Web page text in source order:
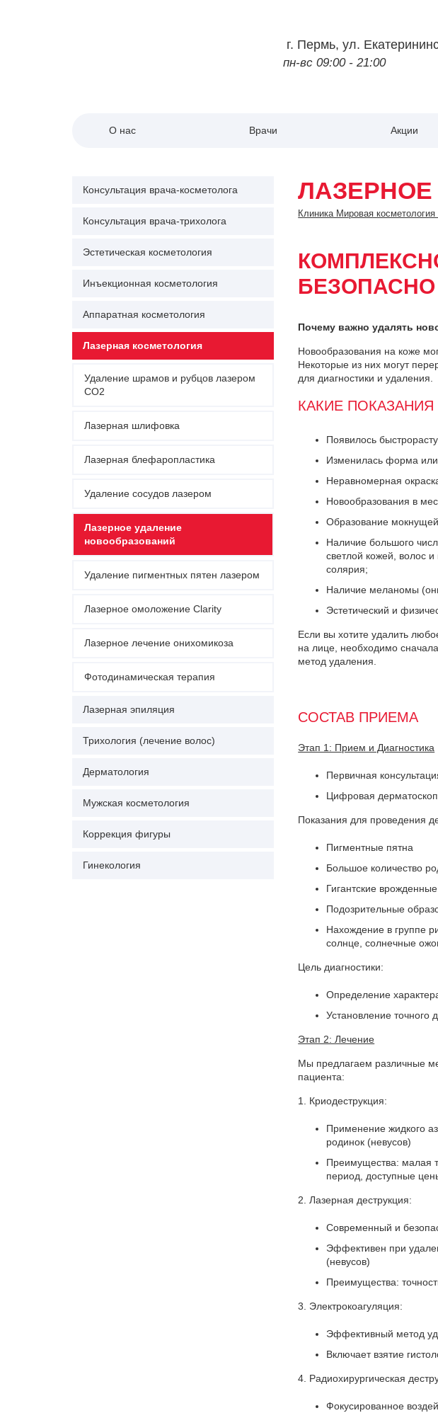
г. Пермь,ул.
пн-вс 09:00 - 21:00
О нас Врачи Акции
Клиника Мировая
Почему важно удалять
Новообразования на коже
Некоторые из них могут
для диагностики и удаления.
КАКИЕ
Появилось
Изменилась форма или
Неравномерная
Новообразования в
Образование
Наличие большого
светлой кожей, волос
солярия;
Наличие меланомы
Эстетический и
Если вы хотите удалить
на лице, необходимо
метод удаления.
СОСТАВ ПРИЕМА
Этап 1: Прием и Диагностика
Первичная
Цифровая
Показания для проведения
Пигментные пятна
Большое количество
Гигантские
Подозрительные
Нахождение в группе
солнце, солнечные
Цель диагностики:
Определение
Установление точного
Этап 2: Лечение
Мы предлагаем различные
пациента:
1. Криодеструкция:
Применение жидкого
родинок (невусов)
Преимущества: малая
период, доступные
2. Лазерная деструкция:
Современный и
Эффективен при
(невусов)
Преимущества:
3. Электрокоагуляция:
Эффективный метод
Включает взятие
4. Радиохирургическая
Фокусированное
Консультация врача-косметолога
Консультация врача-трихолога
Эстетическая косметология
Инъекционная косметология
Аппаратная косметология
Лазерная косметология
Удаление шрамов и рубцов лазером
СО2
Лазерная шлифовка
Лазерная блефаропластика
Удаление сосудов лазером
Лазерное удаление
новообразований
Удаление пигментных пятен лазером
Лазерное омоложение Clarity
Лазерное лечение онихомикоза
Фотодинамическая терапия
Лазерная эпиляция
Трихология (лечение волос)
Дерматология
Мужская косметология
Коррекция фигуры
Гинекология